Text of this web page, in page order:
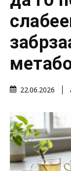
22.06.2026